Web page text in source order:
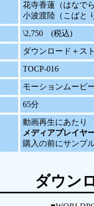
花寺香蓮（はなで
小波渡陸（こばと
\2,750 (税込)
ダウンロード＋ス
TOCP-016
モーションムービ
65分
動画再生にあたり
メディアプレイヤ
購入の前にサンプ
ダウン